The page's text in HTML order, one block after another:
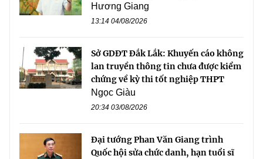
Hương Giang
13:14 04/08/2026
Sở GDĐT Đắk Lắk: Khuyến cáo không
lan truyền thông tin chưa được kiểm
chứng về kỳ thi tốt nghiệp THPT
Ngọc Giàu
20:34 03/08/2026
Đại tướng Phan Văn Giang trình
Quốc hội sửa chức danh, hạn tuổi sĩ